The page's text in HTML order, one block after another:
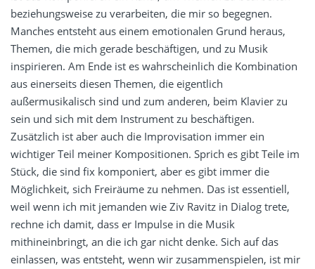
beziehungsweise zu verarbeiten, die mir so begegnen.
Manches entsteht aus einem emotionalen Grund heraus,
Themen, die mich gerade beschäftigen, und zu Musik
inspirieren. Am Ende ist es wahrscheinlich die Kombination
aus einerseits diesen Themen, die eigentlich
außermusikalisch sind und zum anderen, beim Klavier zu
sein und sich mit dem Instrument zu beschäftigen.
Zusätzlich ist aber auch die Improvisation immer ein
wichtiger Teil meiner Kompositionen. Sprich es gibt Teile im
Stück, die sind fix komponiert, aber es gibt immer die
Möglichkeit, sich Freiräume zu nehmen. Das ist essentiell,
weil wenn ich mit jemanden wie Ziv Ravitz in Dialog trete,
rechne ich damit, dass er Impulse in die Musik
mithineinbringt, an die ich gar nicht denke. Sich auf das
einlassen, was entsteht, wenn wir zusammenspielen, ist mir